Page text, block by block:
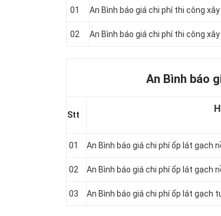
01 An Bình báo giá chi phí thi công
02 An Bình báo giá chi phí thi công
An Bình báo
Stt
01 An Bình báo giá chi phí ốp lát gạch
02 An Bình báo giá chi phí ốp lát gạch
03 An Bình báo giá chi phí ốp lát gạch